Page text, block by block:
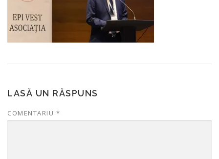
LASĂ UN RĂSPUNS
COMENTARIU *